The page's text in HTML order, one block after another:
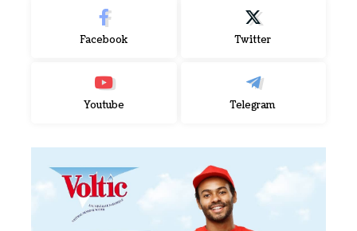
Facebook Twitter
Youtube Telegram